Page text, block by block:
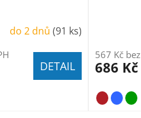
do 2 dnů(91 ks)
DETAIL
567 Kč
686 Kč